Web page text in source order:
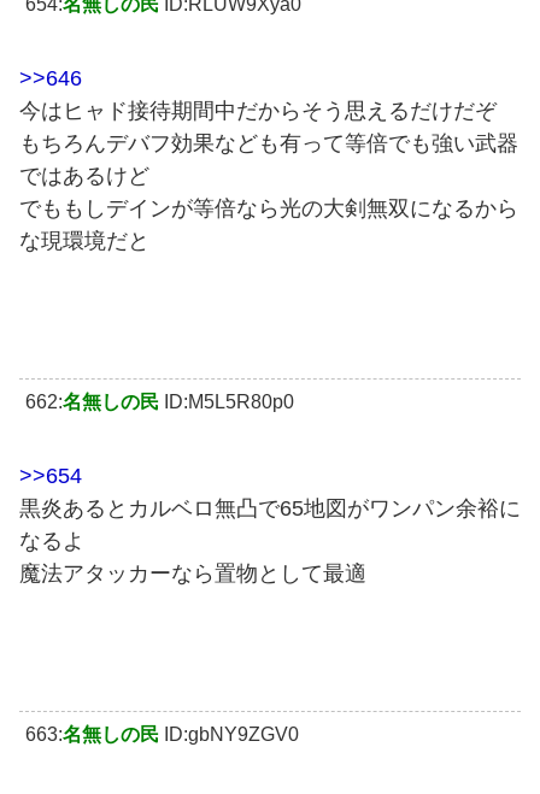
654:名無しの民 ID:RLUW9Xya0
>>646
今はヒャド接待期間中だからそう思えるだけだぞ
もちろんデバフ効果なども有って等倍でも強い武器
ではあるけど
でももしデインが等倍なら光の大剣無双になるから
な現環境だと
662:名無しの民 ID:M5L5R80p0
>>654
黒炎あるとカルベロ無凸で65地図がワンパン余裕に
なるよ
魔法アタッカーなら置物として最適
663:名無しの民 ID:gbNY9ZGV0